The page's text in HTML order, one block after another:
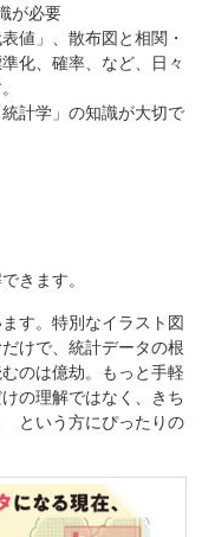
が必要
値」、散布図と相関・
化、確率、など、日々
計学」の知識が大切で
きます。
す。特別なイラスト図
けで、統計データの根
のは億劫。もっと手軽
の理解ではなく、きち
という方にぴったりの